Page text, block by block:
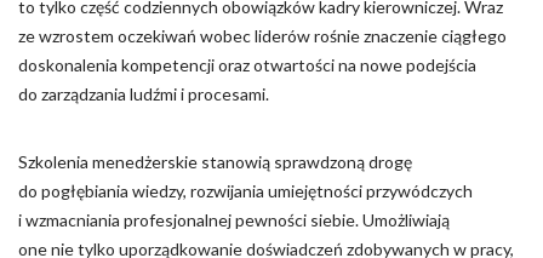
to tylko część codziennych obowiązków kadry kierowniczej. Wraz
ze wzrostem oczekiwań wobec liderów rośnie znaczenie ciągłego
doskonalenia kompetencji oraz otwartości na nowe podejścia
do zarządzania ludźmi i procesami.
Szkolenia menedżerskie stanowią sprawdzoną drogę
do pogłębiania wiedzy, rozwijania umiejętności przywódczych
i wzmacniania profesjonalnej pewności siebie. Umożliwiają
one nie tylko uporządkowanie doświadczeń zdobywanych w pracy,
Nieklasyfikowane pliki cookie, to pliki, które są w procesie
klasyfikowania, wraz z dostawcami poszczególnych ciasteczek.
Zapisz moje preferencje
Akceptuj wszystko